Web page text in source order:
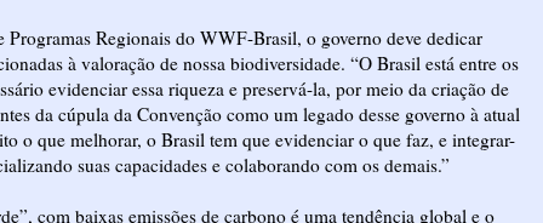
Regionais do WWF-Brasil, o governo deve dedicar
à valoração de nossa biodiversidade. “O Brasil está entre os
evidenciar essa riqueza e preservá-la, por meio da criação de
da cúpula da Convenção como um legado desse governo à atual
o que melhorar, o Brasil tem que evidenciar o que faz, e integrar-
suas capacidades e colaborando com os demais.”
com baixas emissões de carbono é uma tendência global e o